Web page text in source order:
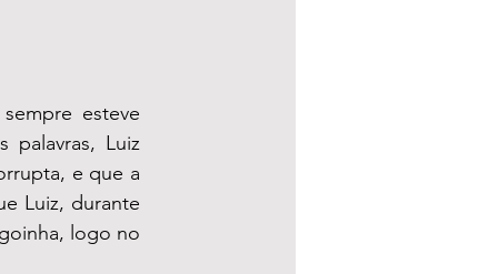
esteve
palavras, Luiz
e que a
Luiz, durante
logo no